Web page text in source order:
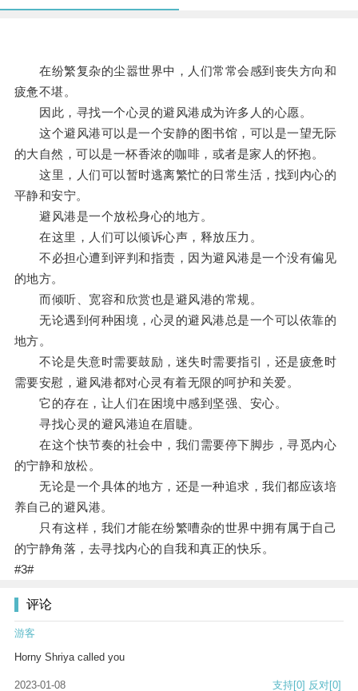
在纷繁复杂的尘嚣世界中，人们常常会感到丧失方向和
疲惫不堪。
因此，寻找一个心灵的避风港成为许多人的心愿。
这个避风港可以是一个安静的图书馆，可以是一望无际
的大自然，可以是一杯香浓的咖啡，或者是家人的怀抱。
这里，人们可以暂时逃离繁忙的日常生活，找到内心的
平静和安宁。
避风港是一个放松身心的地方。
在这里，人们可以倾诉心声，释放压力。
不必担心遭到评判和指责，因为避风港是一个没有偏见
的地方。
而倾听、宽容和欣赏也是避风港的常规。
无论遇到何种困境，心灵的避风港总是一个可以依靠的
地方。
不论是失意时需要鼓励，迷失时需要指引，还是疲惫时
需要安慰，避风港都对心灵有着无限的呵护和关爱。
它的存在，让人们在困境中感到坚强、安心。
寻找心灵的避风港迫在眉睫。
在这个快节奏的社会中，我们需要停下脚步，寻觅内心
的宁静和放松。
无论是一个具体的地方，还是一种追求，我们都应该培
养自己的避风港。
只有这样，我们才能在纷繁嘈杂的世界中拥有属于自己
的宁静角落，去寻找内心的自我和真正的快乐。
#3#
评论
游客
Horny Shriya called you
2023-01-08 支持[0] 反对[0]